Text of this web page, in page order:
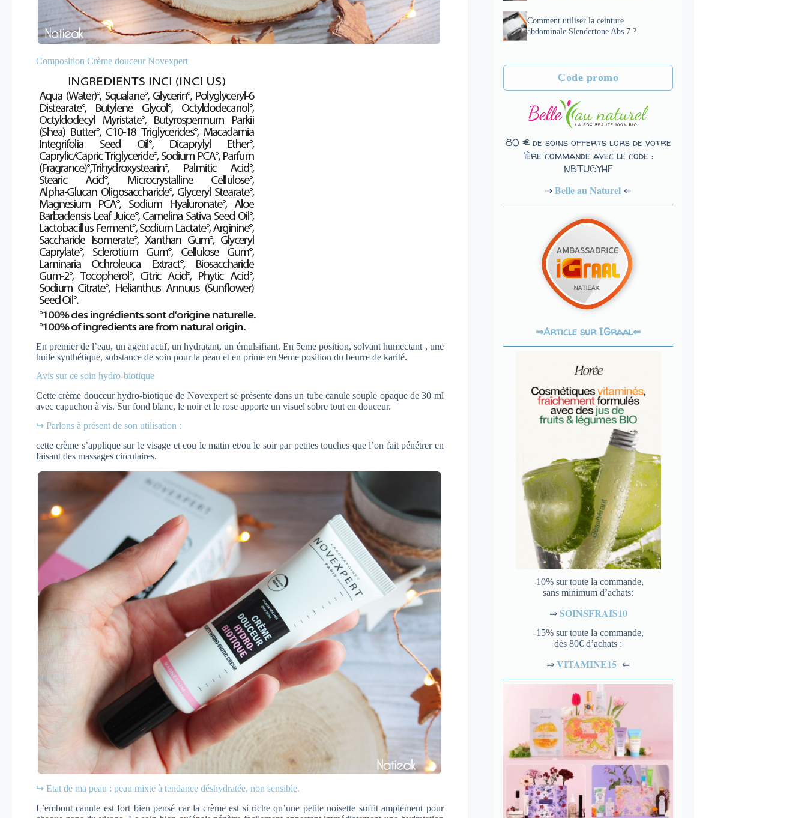
Composition Crème douceur Novexpert
En premier de l’eau, un agent actif, un hydratant, un émulsifiant. En 5eme position, solvant humectant , une
huile synthétique, substance de soin pour la peau et en prime en 9eme position du beurre de karité.
Avis sur ce soin hydro-biotique
Cette crème douceur hydro-biotique de Novexpert se présente dans un tube canule souple opaque de 30 ml
avec capuchon à vis. Sur fond blanc, le noir et le rose apporte un visuel sobre tout en douceur.
↪ Parlons à présent de son utilisation :
cette crème s’applique sur le visage et cou le matin et/ou le soir par petites touches que l’on fait pénétrer en
faisant des massages circulaires.
↪ Etat de ma peau : peau mixte à tendance déshydratée, non sensible.
L’embout canule est fort bien pensé car la crème est si riche qu’une petite noisette suffit amplement pour
Comment utiliser la ceinture
abdominale Slendertone Abs 7 ?
Code promo
80 € de soins offerts lors de votre
1ère commande avec le code :
NBTU6YHF
⇒Belle au Naturel ⇐
⇒Article sur IGraal⇐
-10% sur toute la commande,
sans minimum d’achats:
⇒ SOINSFRAIS10
-15% sur toute la commande,
dès 80€ d’achats :
⇒VITAMINE15 ⇐